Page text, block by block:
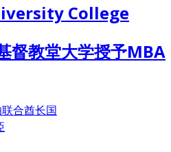
College
督教堂大学授予MBA
合酋长国